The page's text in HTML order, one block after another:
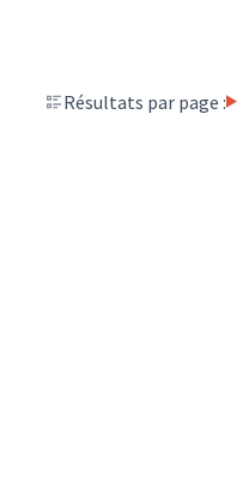
Résultats par page :